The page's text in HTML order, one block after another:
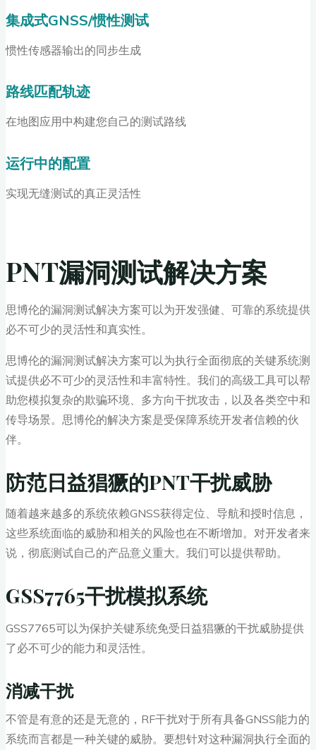
集成式GNSS/惯性测试
惯性传感器输出的同步生成
路线匹配轨迹
在地图应用中构建您自己的测试路线
运行中的配置
实现无缝测试的真正灵活性
PNT漏洞测试解决方案
思博伦的漏洞测试解决方案可以为开发强健、可靠的系统提供
必不可少的灵活性和真实性。
思博伦的漏洞测试解决方案可以为执行全面彻底的关键系统测
试提供必不可少的灵活性和丰富特性。我们的高级工具可以帮
助您模拟复杂的欺骗环境、多方向干扰攻击，以及各类空中和
传导场景。思博伦的解决方案是受保障系统开发者信赖的伙
伴。
防范日益猖獗的PNT干扰威胁
随着越来越多的系统依赖GNSS获得定位、导航和授时信息，
这些系统面临的威胁和相关的风险也在不断增加。对开发者来
说，彻底测试自己的产品意义重大。我们可以提供帮助。
GSS7765干扰模拟系统
GSS7765可以为保护关键系统免受日益猖獗的干扰威胁提供
了必不可少的能力和灵活性。
消减干扰
不管是有意的还是无意的，RF干扰对于所有具备GNSS能力的
系统而言都是一种关键的威胁。要想针对这种漏洞执行全面的